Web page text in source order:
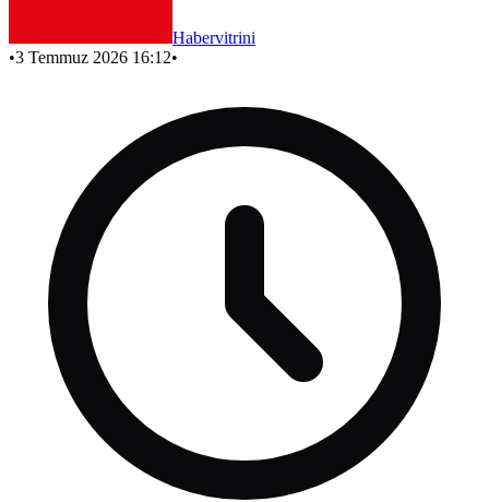
Habervitrini
•3 Temmuz 2026 16:12•